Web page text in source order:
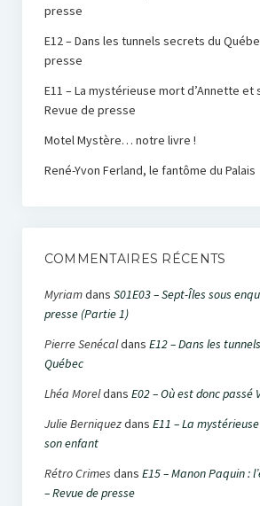
presse
E12 – Dans les tunnels secrets du
presse
E11 – La mystérieuse mort d’Annette et
Revue de presse
Motel Mystère… notre livre !
René-Yvon Ferland, le fantôme du Palais
COMMENTAIRES RÉCENTS
Myriamdans S01E03 – Sept-Îles sous
presse (Partie 1)
Pierre Senécaldans E12 – Dans les
Québec
Lhéa Moreldans E02 – Où est donc passé
Julie Berniquezdans E11 – La
son enfant
Rétro Crimes dans E15 – Manon Paquin :
– Revue de presse